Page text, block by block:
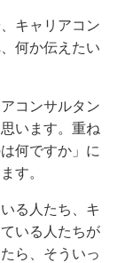
キャリアコン
何か伝えたい
コンサルタン
います。重ね
何ですか」に
す。
る人たち、キ
いる人たちが
ら、そういっ